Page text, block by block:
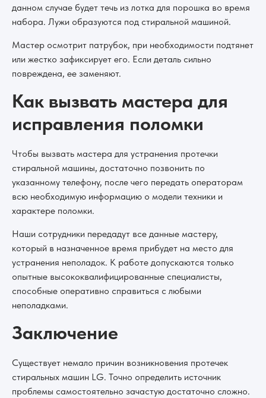
данном случае будет течь из лотка для порошка во время
набора. Лужи образуются под стиральной машиной.
Мастер осмотрит патрубок, при необходимости подтянет
или жестко зафиксирует его. Если деталь сильно
повреждена, ее заменяют.
Как вызвать мастера для
исправления поломки
Чтобы вызвать мастера для устранения протечки
стиральной машины, достаточно позвонить по
указанному телефону, после чего передать операторам
всю необходимую информацию о модели техники и
характере поломки.
Наши сотрудники передадут все данные мастеру,
который в назначенное время прибудет на место для
устранения неполадок. К работе допускаются только
опытные высококвалифицированные специалисты,
способные оперативно справиться с любыми
неполадками.
Заключение
Существует немало причин возникновения протечек
стиральных машин LG. Точно определить источник
проблемы самостоятельно зачастую достаточно сложно.